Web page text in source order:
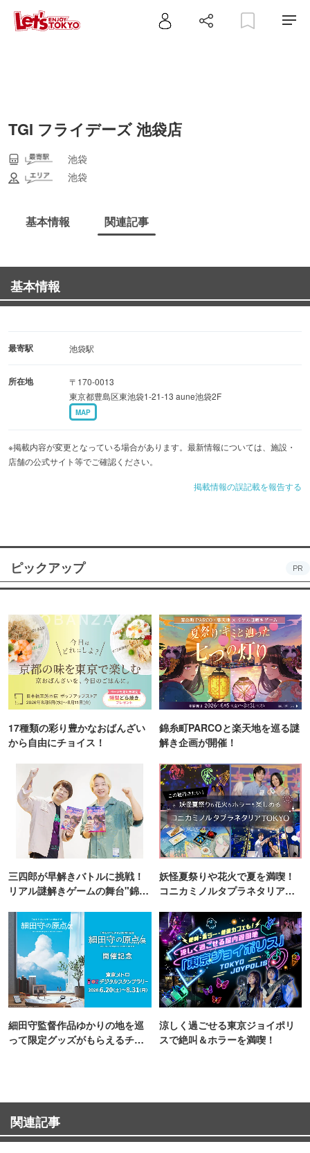
TGI フライデーズ 池袋店
池袋
池袋
基本情報 関連記事
基本情報
最寄駅 池袋駅
所在地
〒170-0013
東京都豊島区東池袋1-21-13 aune池袋2F
MAP
※掲載内容が変更となっている場合があります。最新情報については、施設・
店舗の公式サイト等でご確認ください。
掲載情報の誤記載を報告する
ピックアップ PR
17種類の彩り豊かなおばんざい
から自由にチョイス！
錦糸町PARCOと楽天地を巡る謎
解き企画が開催！
三四郎が早解きバトルに挑戦！
リアル謎解きゲームの舞台"錦糸
妖怪夏祭りや花火で夏を満喫！
コニカミノルタプラネタリア
細田守監督作品ゆかりの地を巡
って限定グッズがもらえるチャ
涼しく過ごせる東京ジョイポリ
スで絶叫＆ホラーを満喫！
関連記事